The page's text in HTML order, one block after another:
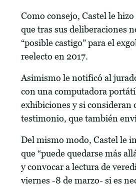
Como consejo, Castel le
que tras sus deliberaciones
“posible castigo” para el
reelecto en 2017.
Asimismo le notificó al
con una computadora
exhibiciones y si consideran
testimonio, que también
Del mismo modo, Castel le
que “puede quedarse más
y convocar a lectura de
viernes -8 de marzo- si es